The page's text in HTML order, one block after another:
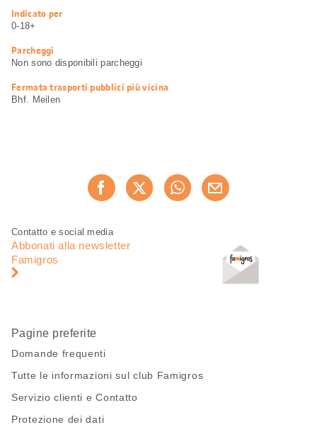
Informazioni
utili
Indicato per
0-18+
Parcheggi
Non sono disponibili parcheggi
Fermata trasporti pubblici più vicina
Bhf. Meilen
Consiglia ora
Piè
pagina
Navigazione
pagina
Contatto e social media
Abbonati alla newsletter
Famigros
Pagine preferite
Domande frequenti
Tutte le informazioni sul club Famigros
Servizio clienti e Contatto
Protezione dei dati